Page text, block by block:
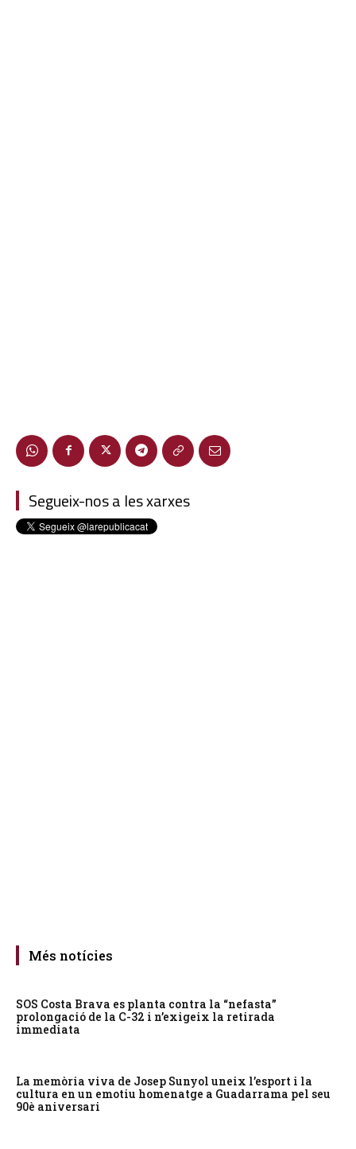
Segueix-nos a les xarxes
Més notícies
SOS Costa Brava es planta contra la “nefasta”
prolongació de la C-32 i n’exigeix la retirada
immediata
La memòria viva de Josep Sunyol uneix l’esport i la
cultura en un emotiu homenatge a Guadarrama pel seu
90è aniversari